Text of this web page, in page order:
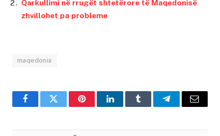
Qarkullimi në rrugët shtetërore të Maqedonisë
zhvillohet pa probleme
maqedonia
FacebookTwitter PinterestLinkedInTumblr TelegramEmail